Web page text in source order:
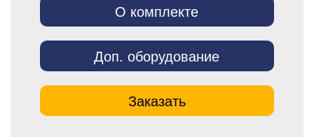
О комплекте
Доп. оборудование
Заказать